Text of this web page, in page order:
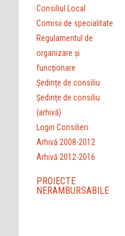
Consiliul Local
Comisii de specialitate
Regulamentul de
organizare şi
funcţionare
Ședințe de consiliu
Ședințe de consiliu
(arhivă)
Login Consilieri
Arhivă 2008-2012
Arhivă 2012-2016
PROIECTE
NERAMBURSABILE